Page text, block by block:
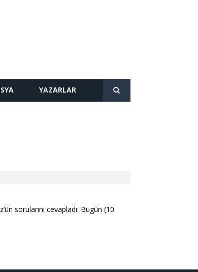
YAZARLAR
sorularını cevapladı. Bugün (10